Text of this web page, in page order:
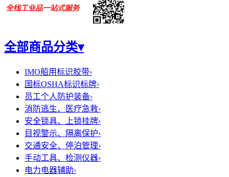
全部商品分类▾
IMO船用标识胶带›
国标OSHA标识标牌›
员工个人防护装备›
消防逃生、医疗急救›
安全锁具、上锁挂牌›
目视警示、隔离保护›
交通安全、停泊管理›
手动工具、检测仪器›
电力电器辅助›